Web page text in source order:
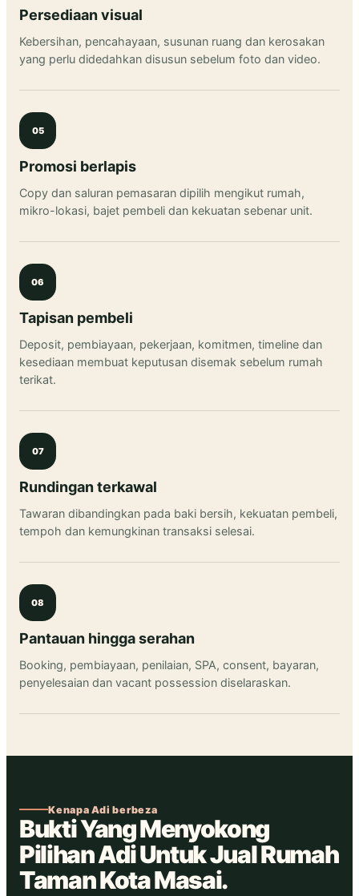
Persediaan visual
Kebersihan, pencahayaan, susunan ruang dan kerosakan
yang perlu didedahkan disusun sebelum foto dan video.
05
Promosi berlapis
Copy dan saluran pemasaran dipilih mengikut rumah,
mikro-lokasi, bajet pembeli dan kekuatan sebenar unit.
06
Tapisan pembeli
Deposit, pembiayaan, pekerjaan, komitmen, timeline dan
kesediaan membuat keputusan disemak sebelum rumah
terikat.
07
Rundingan terkawal
Tawaran dibandingkan pada baki bersih, kekuatan pembeli,
tempoh dan kemungkinan transaksi selesai.
08
Pantauan hingga serahan
Booking, pembiayaan, penilaian, SPA, consent, bayaran,
penyelesaian dan vacant possession diselaraskan.
Kenapa Adi berbeza
Bukti Yang Menyokong
Pilihan Adi Untuk Jual Rumah
Taman Kota Masai.